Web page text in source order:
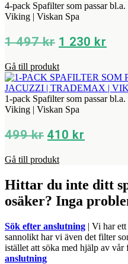
4-pack Spafilter som passar
Viking | Viskan Spa
1 497kr Det
priset
var:
1
497 kr.
1 230 kr
är:
1
Gå till produkt
1-pack Spafilter som passar
Viking | Viskan Spa
499kr Det
priset
var:
499 kr.
410 kr
är:
410 kr.
Gå till produkt
Hittar du inte ditt
osäker? Inga
Sök efter anslutning | Vi har
sannolikt har vi även det filter
istället att söka med hjälp av
anslutning